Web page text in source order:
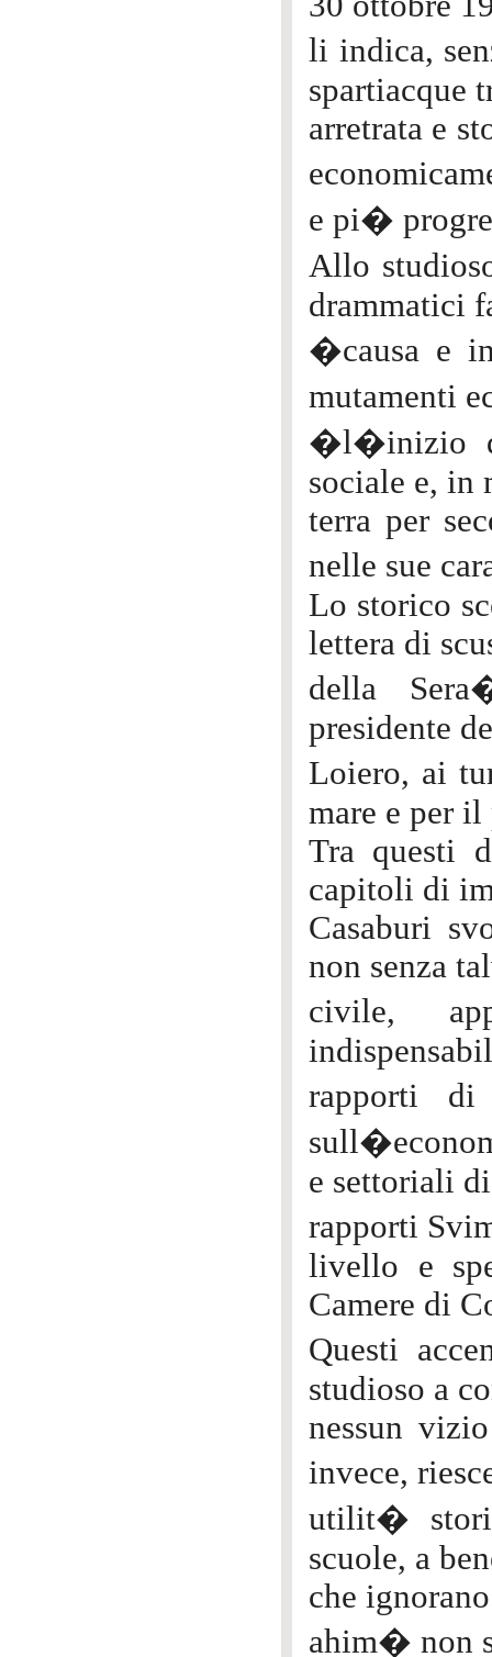
li indica,
spartiacque
arretrata e
e pi�
Allo
drammatici
�causa e
mutamenti
�l�inizio di
sociale e, in
terra per
nelle sue
Lo storico
lettera di
della
presidente
Loiero, ai
mare e per
Tra questi
capitoli di
Casaburi
non senza
civile,
rapporti di
e settoriali
rapporti
livello e
Camere di
Questi
studioso a
nessun
invece,
utilit�
scuole, a
che
ahim� non